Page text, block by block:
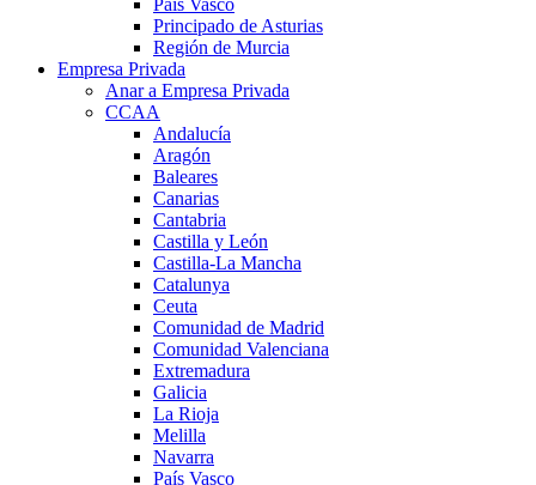
Principado de Asturias
Región de Murcia
Empresa Privada
Anar a Empresa Privada
CCAA
Andalucía
Aragón
Baleares
Canarias
Cantabria
Castilla y León
Castilla-La Mancha
Catalunya
Ceuta
Comunidad de Madrid
Comunidad Valenciana
Extremadura
Galicia
La Rioja
Melilla
Navarra
País Vasco